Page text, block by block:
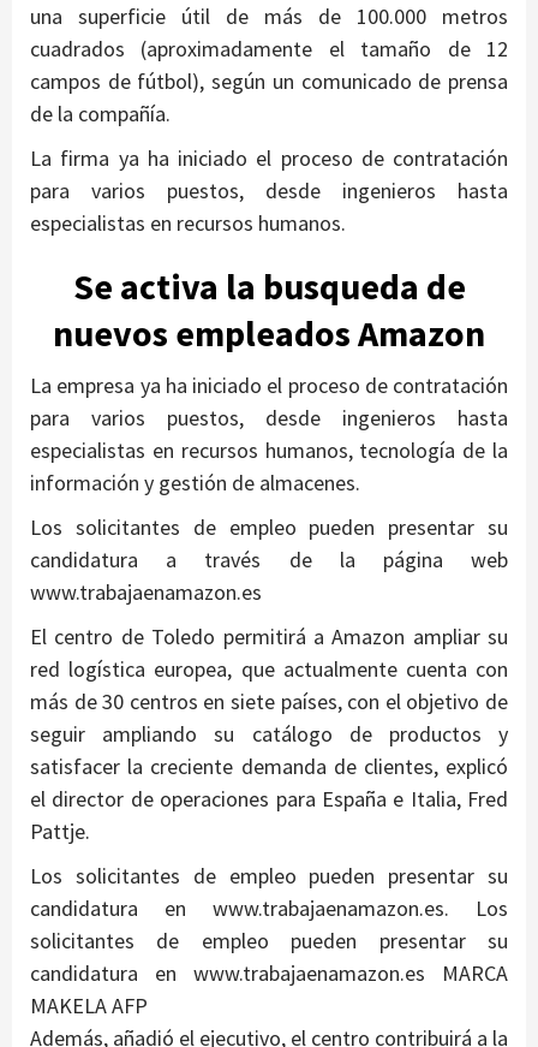
una superficie útil de más de 100.000 metros
cuadrados (aproximadamente el tamaño de 12
campos de fútbol), según un comunicado de prensa
de la compañía.
La firma ya ha iniciado el proceso de contratación
para varios puestos, desde ingenieros hasta
especialistas en recursos humanos.
Se activa la busqueda de
nuevos empleados Amazon
La empresa ya ha iniciado el proceso de contratación
para varios puestos, desde ingenieros hasta
especialistas en recursos humanos, tecnología de la
información y gestión de almacenes.
Los solicitantes de empleo pueden presentar su
candidatura a través de la página web
www.trabajaenamazon.es
El centro de Toledo permitirá a Amazon ampliar su
red logística europea, que actualmente cuenta con
más de 30 centros en siete países, con el objetivo de
seguir ampliando su catálogo de productos y
satisfacer la creciente demanda de clientes, explicó
el director de operaciones para España e Italia, Fred
Pattje.
Los solicitantes de empleo pueden presentar su
candidatura en www.trabajaenamazon.es. Los
solicitantes de empleo pueden presentar su
candidatura en www.trabajaenamazon.es MARCA
MAKELA AFP
Además, añadió el ejecutivo, el centro contribuirá a la